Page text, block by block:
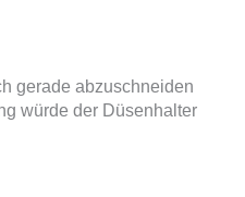
gerade abzuschneiden
würde der Düsenhalter